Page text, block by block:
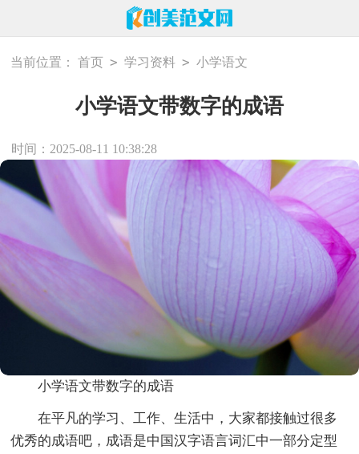
当前位置： 首页 > 学习资料 > 小学语文
小学语文带数字的成语
时间：2025-08-11 10:38:28
小学语文带数字的成语
在平凡的学习、工作、生活中，大家都接触过很多
优秀的成语吧，成语是中国汉字语言词汇中一部分定型